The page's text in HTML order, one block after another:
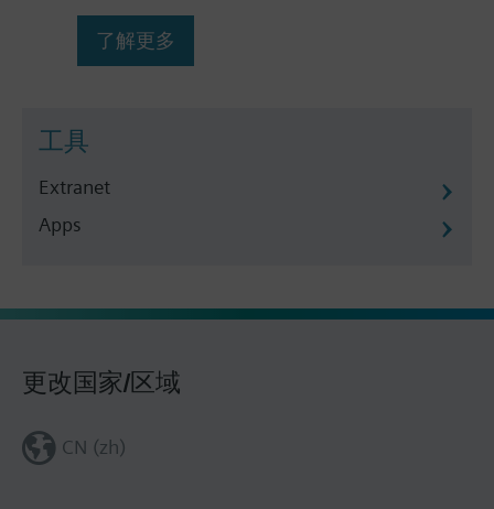
了解更多
工具
Extranet
Apps
更改国家/区域
CN (zh)